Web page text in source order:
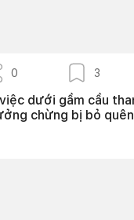
0 3
dưới gầm cầu
chừng bị bỏ quên